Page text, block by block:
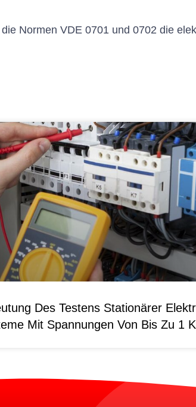
Des Testens Stationärer
Mit Spannungen Von Bis Zu 1